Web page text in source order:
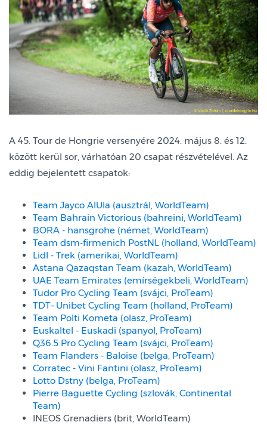
A 45. Tour de Hongrie versenyére 2024. május 8. és 12.
között kerül sor, várhatóan 20 csapat részvételével. Az
eddig bejelentett csapatok:
Team Jayco AlUla (ausztrál, WorldTeam)
Team Bahrain Victorious (bahreini, WorldTeam)
BORA - hansgrohe (német, WorldTeam)
Team dsm-firmenich PostNL (holland, WorldTeam)
Lidl - Trek (amerikai, WorldTeam)
Astana Qazaqstan Team (kazah, WorldTeam)
UAE Team Emirates (emírségekbeli, WorldTeam)
Tudor Pro Cycling Team (svájci, ProTeam)
TDT– Unibet Cycling Team (holland, ProTeam)
Team Polti Kometa (olasz, ProTeam)
Euskaltel - Euskadi (spanyol, ProTeam)
Q36.5 Pro Cycling Team (svájci, ProTeam)
Team Flanders - Baloise (belga, ProTeam)
Corratec - Vini Fantini (olasz, ProTeam)
Lotto Dstny (belga, ProTeam)
Pierre Baguette Cycling (szlovák, Continental
Team)
INEOS Grenadiers (brit, WorldTeam)